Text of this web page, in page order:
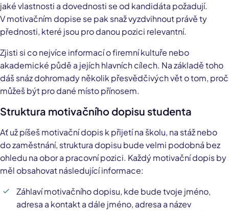
jaké vlastnosti a dovednosti se od kandidáta požadují.
V motivačním dopise se pak snaž vyzdvihnout právě ty
přednosti, které jsou pro danou pozici relevantní.
Zjisti si co nejvíce informací o firemní kultuře nebo
akademické půdě a jejích hlavních cílech. Na základě toho
dáš snáz dohromady několik přesvědčivých vět o tom, proč
můžeš být pro dané místo přínosem.
Struktura motivačního dopisu studenta
Ať už píšeš motivační dopis k přijetí na školu, na stáž nebo
do zaměstnání, struktura dopisu bude velmi podobná bez
ohledu na obor a pracovní pozici. Každý motivační dopis by
měl obsahovat následující informace:
Záhlaví motivačního dopisu, kde bude tvoje jméno,
adresa a kontakt a dále jméno, adresa a název